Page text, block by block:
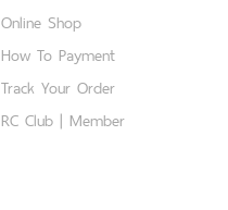
Online Shop
How To Payment
Track Your Order
RC Club | Member